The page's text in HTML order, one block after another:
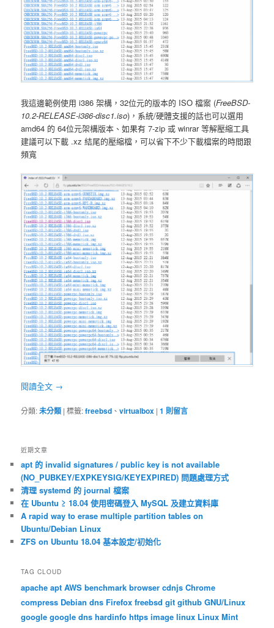
我這邊範例使用 i386 架構，32位元的版本的 ISO 檔案 (FreeBSD-
10.2-RELEASE-i386-disc1.iso)，系統/硬體支援的話也可以選用
amd64 的 64位元架構版本、如果有 7-zip 或 winrar 等解壓縮工具
建議可以下載 .xz 結尾的壓縮檔，可以省下不少下載檔案的時間跟
頻寬
閱讀全文 →
分類:未分類 |標籤:freebsd 、virtualbox |1 則留言
近期文章
apt 的 invalid signatures / public key is not available
(NO_PUBKEY/EXPKEYSIG/KEYEXPIRED) 問題處理方式
清理 systemd 的 journal 檔案
在 Ubuntu ≥ 18.04 使用密碼登入 MySQL 及建立資料庫
A rapid way to erase multiple partition tables on
Ubuntu/Debian Linux
ZFS on Ubuntu 18.04 基本設定/初始化
TAG CLOUD
apache apt AWS benchmark browser cdnjs Chrome
compress Debian dns Firefox freebsd git github GNU/Linux
google google dns hardinfo https image linux Linux Mint